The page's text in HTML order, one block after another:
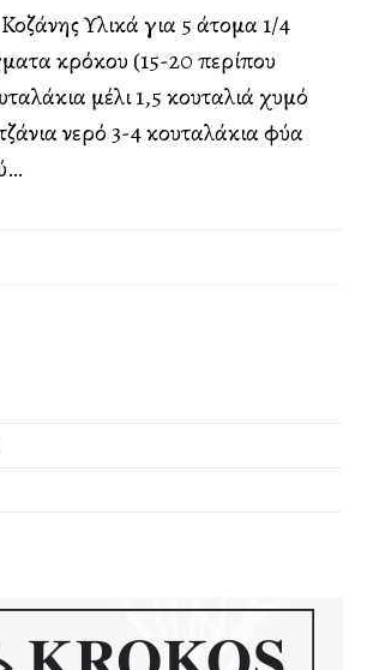
Υλικά για 5 άτομα 1/4
κρόκου (15-20 περίπου
μέλι 1,5 κουταλιά χυμό
νερό 3-4 κουταλάκια φύλλα